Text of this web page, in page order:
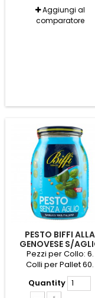
Aggiungi al
comparatore
PESTO BIFFI ALLA
GENOVESE S/
VASO GR.980
Pezzi per Collo: 6.
Colli per Pallet 60.
Quantity